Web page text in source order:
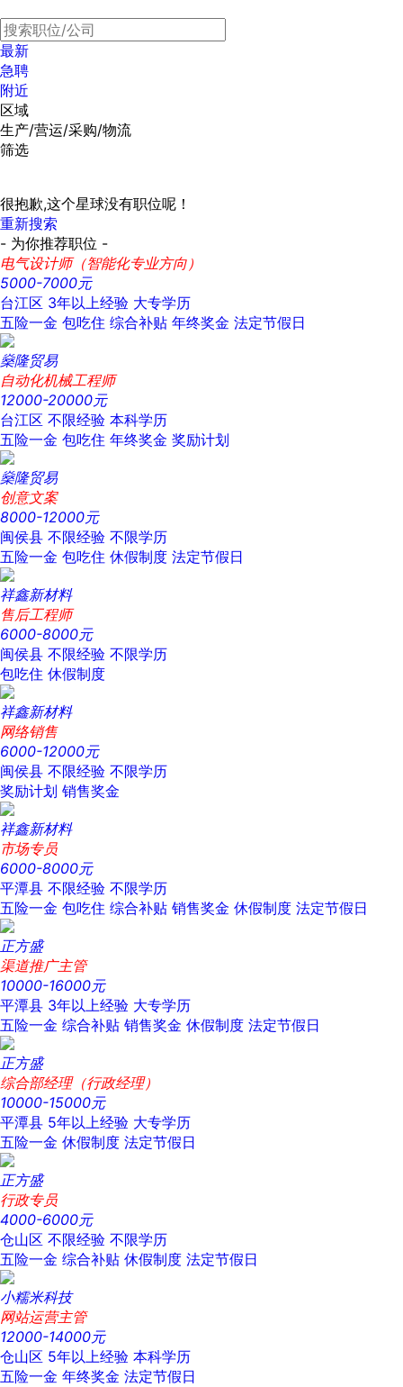
最新
急聘
附近
区域
生产/营运/采购/物流
筛选
很抱歉,这个星球没有职位呢！
重新搜索
- 为你推荐职位 -
电气设计师（智能化专业方向）
5000-7000元
台江区 3年以上经验 大专学历
五险一金 包吃住 综合补贴 年终奖金 法定节假日
燊隆贸易
自动化机械工程师
12000-20000元
台江区 不限经验 本科学历
五险一金 包吃住 年终奖金 奖励计划
燊隆贸易
创意文案
8000-12000元
闽侯县 不限经验 不限学历
五险一金 包吃住 休假制度 法定节假日
祥鑫新材料
售后工程师
6000-8000元
闽侯县 不限经验 不限学历
包吃住 休假制度
祥鑫新材料
网络销售
6000-12000元
闽侯县 不限经验 不限学历
奖励计划 销售奖金
祥鑫新材料
市场专员
6000-8000元
平潭县 不限经验 不限学历
五险一金 包吃住 综合补贴 销售奖金 休假制度 法定节假日
正方盛
渠道推广主管
10000-16000元
平潭县 3年以上经验 大专学历
五险一金 综合补贴 销售奖金 休假制度 法定节假日
正方盛
综合部经理（行政经理）
10000-15000元
平潭县 5年以上经验 大专学历
五险一金 休假制度 法定节假日
正方盛
行政专员
4000-6000元
仓山区 不限经验 不限学历
五险一金 综合补贴 休假制度 法定节假日
小糯米科技
网站运营主管
12000-14000元
仓山区 5年以上经验 本科学历
五险一金 年终奖金 法定节假日